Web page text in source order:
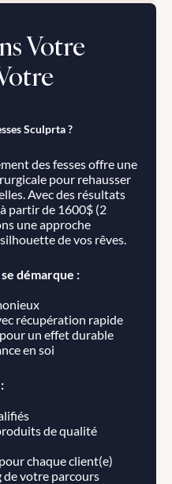
Votre
Sculprta ?
des fesses offre une
pour rehausser
Avec des résultats
partir de 1600$ (2
une approche
de vos rêves.
démarque :
récupération rapide
un effet durable
en soi
de qualité
chaque client(e)
votre parcours